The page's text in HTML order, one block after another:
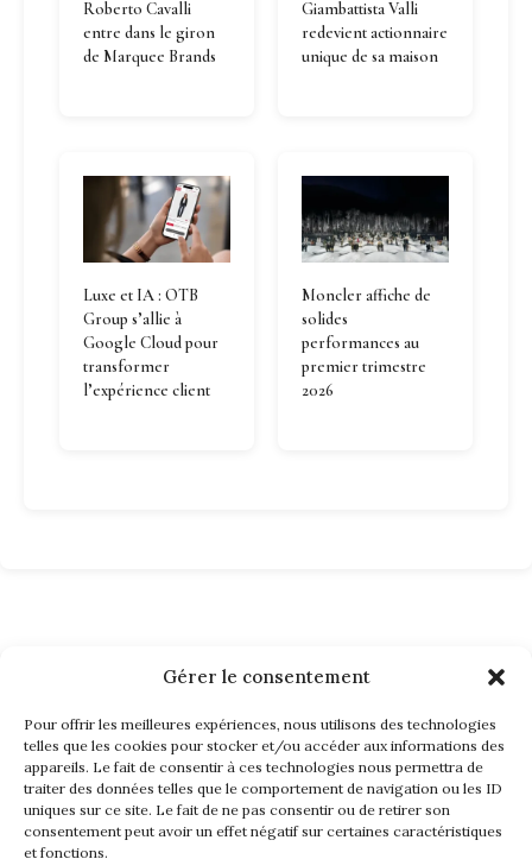
Gérer le consentement
Pour offrir les meilleures expériences, nous utilisons des technologies
telles que les cookies pour stocker et/ou accéder aux informations des
appareils. Le fait de consentir à ces technologies nous permettra de
traiter des données telles que le comportement de navigation ou les ID
uniques sur ce site. Le fait de ne pas consentir ou de retirer son
consentement peut avoir un effet négatif sur certaines caractéristiques
et fonctions.
Roberto Cavalli
entre dans le giron
de Marquee Brands
Giambattista Valli
redevient actionnaire
unique de sa maison
Luxe et IA : OTB
Group s’allie à
Google Cloud pour
transformer
l’expérience client
Moncler affiche de
solides
performances au
premier trimestre
2026